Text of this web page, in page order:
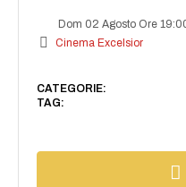
Dom 02 Agosto Ore
Cinema Excelsior
CATEGORIE:
TAG: